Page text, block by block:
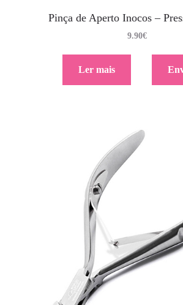
Pinça de Aperto Inocos –
9.90€
Ler mais